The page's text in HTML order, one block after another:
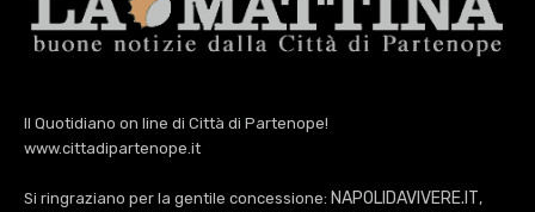
Il Quotidiano on line di Città di Partenope!
www.cittadipartenope.it
Si ringraziano per la gentile concessione: NAPOLIDAVIVERE.IT,